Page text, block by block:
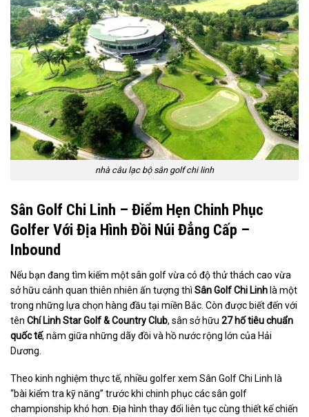
nhà câu lạc bộ sân golf chi linh
Sân Golf Chi Linh – Điểm Hẹn Chinh Phục
Golfer Với Địa Hình Đồi Núi Đẳng Cấp –
Inbound
Nếu bạn đang tìm kiếm một sân golf vừa có độ thử thách cao vừa
sở hữu cảnh quan thiên nhiên ấn tượng thì Sân Golf Chi Linh là một
trong những lựa chọn hàng đầu tại miền Bắc. Còn được biết đến với
tên Chí Linh Star Golf & Country Club, sân sở hữu 27 hố tiêu chuẩn
quốc tế, nằm giữa những dãy đồi và hồ nước rộng lớn của Hải
Dương.
Theo kinh nghiệm thực tế, nhiều golfer xem Sân Golf Chi Linh là
“bài kiểm tra kỹ năng” trước khi chinh phục các sân golf
championship khó hơn. Địa hình thay đổi liên tục cùng thiết kế chiến